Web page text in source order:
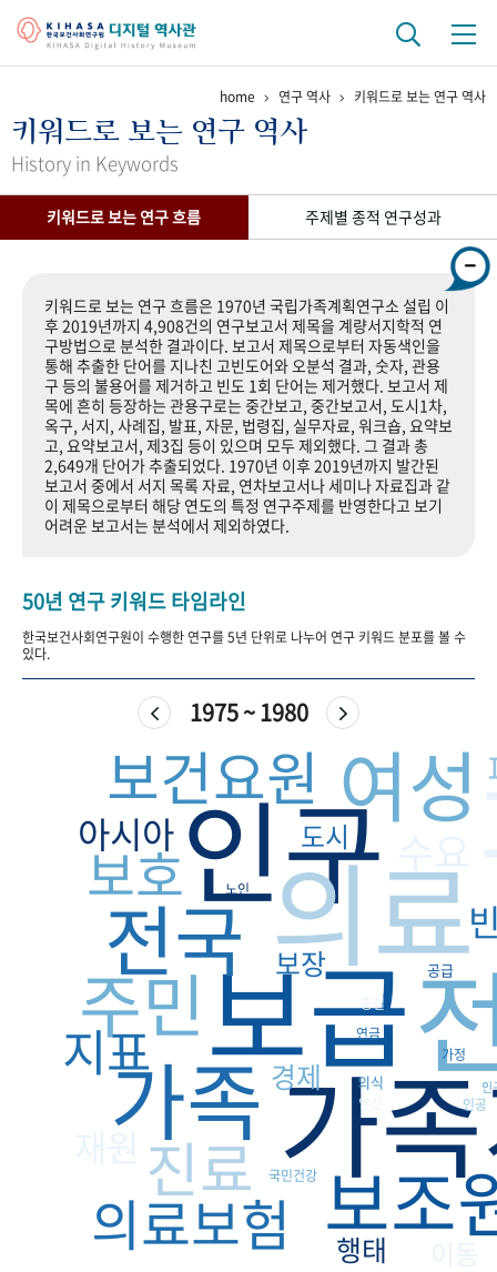
걸어온 길 기관 변천사 역대 기관장
연구 역사
기록물 아카이브
사진 아카이브 문서 기록물 행정박물 영상 기록물
+1주년 기념
성과 50선 숫자로 보는 50년 50+1주년 광장
세계와 함께 한 KIHASA
VR 역사관
home 연구 역사 키워드로 보는 연구 역사
키워드로 보는 연구 역사
History in Keywords
키워드로 보는 연구 흐름 주제별 종적 연구성과
키워드로 보는 연구 흐름은 1970년 국립가족계획연구소 설립 이
후 2019년까지 4,908건의 연구보고서 제목을 계량서지학적 연
구방법으로 분석한 결과이다. 보고서 제목으로부터 자동색인을
통해 추출한 단어를 지나친 고빈도어와 오분석 결과, 숫자, 관용
구 등의 불용어를 제거하고 빈도 1회 단어는 제거했다. 보고서 제
목에 흔히 등장하는 관용구로는 중간보고, 중간보고서, 도시1차,
옥구, 서지, 사례집, 발표, 자문, 법령집, 실무자료, 워크숍, 요약보
고, 요약보고서, 제3집 등이 있으며 모두 제외했다. 그 결과 총
2,649개 단어가 추출되었다. 1970년 이후 2019년까지 발간된
보고서 중에서 서지 목록 자료, 연차보고서나 세미나 자료집과 같
이 제목으로부터 해당 연도의 특정 연구주제를 반영한다고 보기
어려운 보고서는 분석에서 제외하였다.
50년 연구 키워드 타임라인
한국보건사회연구원이 수행한 연구를 5년 단위로 나누어 연구 키워드 분포를 볼 수
있다.
1975 ~ 1980
인구
의료
가
보급
가족
전국
여성
보조
주민
진료
보건요원
의료보험
보호
지표
아시아
보장
경제
행태
도시
공급
의식
가정
연금
노인
국민건강
임신 인공
중절
인